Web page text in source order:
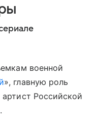
военной
», главную роль
Российской
.